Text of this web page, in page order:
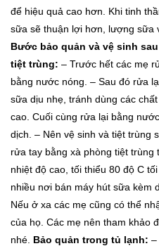
để hiệu quả cao hơn. Khi tinh
sữa sẽ thuận lợi hơn, lượng sữa
Bước bảo quản và vệ sinh
tiệt trùng: – Trước hết các mẹ
bằng nước nóng. – Sau đó rửa
sữa dịu nhẹ, tránh dùng các
cao. Cuối cùng rửa lại bằng
dịch. – Nên vệ sinh và tiệt trùng
rửa tay bằng xà phòng tiệt
nhiệt độ cao, tối thiểu 80 độ C tối
nhiều nơi bán máy hút sữa kèm
Nếu ở xa các mẹ cũng có thể
của họ. Các mẹ nên tham khảo
nhé. Bảo quản trong tủ lạnh: –